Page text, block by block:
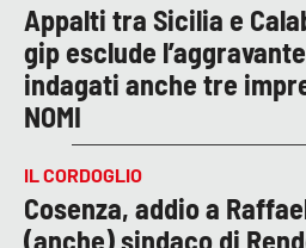
Appalti tra Sicilia e
gip esclude
indagati anche tre
NOMI
IL CORDOGLIO
Cosenza, addio a
(anche) sindaco di